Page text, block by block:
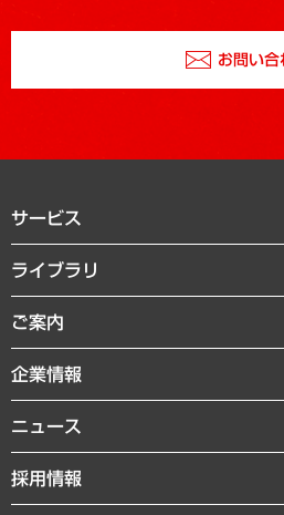
お問い合
サービス
経営戦略
組織・人事戦略
デジタルイノベーション
共生・ダイバーシティ
GRC（ガバナンス・リスク・コンプライアン
経済・産業・雇用・労働
ライブラリ
経済調査
レポート
コラム
経営用語集
受託・受注実績（官公庁関連）
ご案内
セミナー・イベント情報
MUFGビジネスセミナー
受託案件情報
企業情報
私たちの想い
社長メッセージ
会社概要
ニュース
ニュースリリース
お知らせ
採用情報